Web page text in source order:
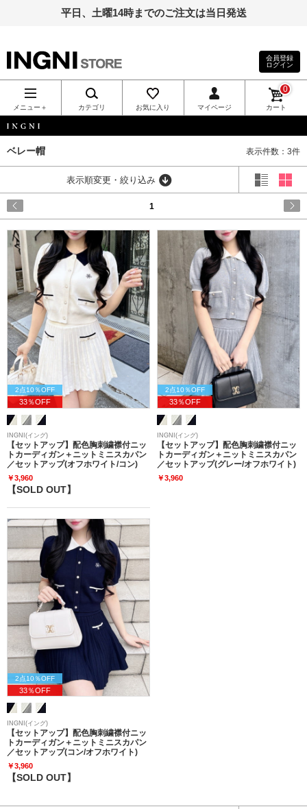
平日、土曜14時までのご注文は当日発送
INGNI（イン
グ）公式通
販｜INGNI
STORE
会員登録
ログイン
メニュー＋ カテゴリ お気に入り マイページ カート
0
ベレー帽 表示件数：3件
表示順変更・絞り込み
1
2点10％OFF
33％OFF
INGNI(イング)
【セットアップ】配色胸刺繍襟付ニッ
トカーディガン＋ニットミニスカパン
／セットアップ(オフホワイト/コン)
￥3,960
【SOLD OUT】
2点10％OFF
33％OFF
INGNI(イング)
【セットアップ】配色胸刺繍襟付ニッ
トカーディガン＋ニットミニスカパン
／セットアップ(グレー/オフホワイト)
￥3,960
2点10％OFF
33％OFF
INGNI(イング)
【セットアップ】配色胸刺繍襟付ニッ
トカーディガン＋ニットミニスカパン
／セットアップ(コン/オフホワイト)
￥3,960
【SOLD OUT】